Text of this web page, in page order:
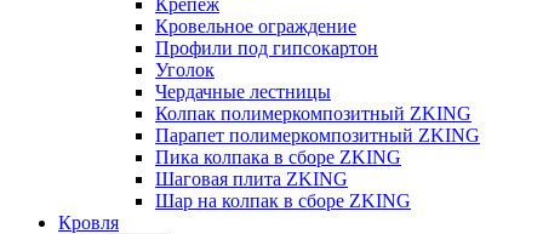
Крепеж
Кровельное ограждение
Профили под гипсокартон
Уголок
Чердачные лестницы
Колпак полимеркомпозитный ZKING
Парапет полимеркомпозитный ZKING
Пика колпака в сборе ZKING
Шаговая плита ZKING
Шар на колпак в сборе ZKING
Кровля